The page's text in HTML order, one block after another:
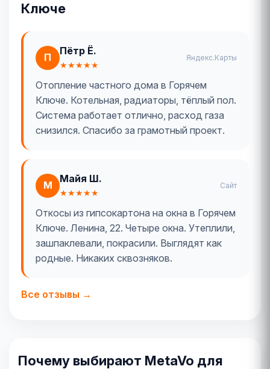
Ключе
П
Пётр Ё.
★★★★★
Яндекс.Карты
Отопление частного дома в Горячем
Ключе. Котельная, радиаторы, тёплый пол.
Система работает отлично, расход газа
снизился. Спасибо за грамотный проект.
М
Майя Ш.
★★★★★
Сайт
Откосы из гипсокартона на окна в Горячем
Ключе. Ленина, 22. Четыре окна. Утеплили,
зашпаклевали, покрасили. Выглядят как
родные. Никаких сквозняков.
Все отзывы →
Почему выбирают MetaVo для